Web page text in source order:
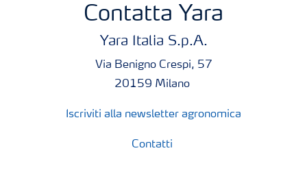
Contatta Yara
Yara Italia S.p.A.
Via Benigno Crespi, 57
20159 Milano
Iscriviti alla newsletter agronomica
Contatti